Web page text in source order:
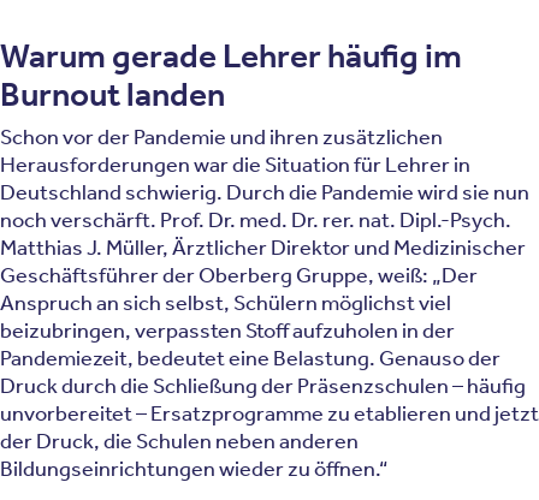
Warum gerade Lehrer häufig im
Burnout landen
Schon vor der Pandemie und ihren zusätzlichen
Herausforderungen war die Situation für Lehrer in
Deutschland schwierig. Durch die Pandemie wird sie nun
noch verschärft. Prof. Dr. med. Dr. rer. nat. Dipl.-Psych.
Matthias J. Müller, Ärztlicher Direktor und Medizinischer
Geschäftsführer der Oberberg Gruppe, weiß: „Der
Anspruch an sich selbst, Schülern möglichst viel
beizubringen, verpassten Stoff aufzuholen in der
Pandemiezeit, bedeutet eine Belastung. Genauso der
Druck durch die Schließung der Präsenzschulen – häufig
unvorbereitet – Ersatzprogramme zu etablieren und jetzt
der Druck, die Schulen neben anderen
Bildungseinrichtungen wieder zu öffnen.“